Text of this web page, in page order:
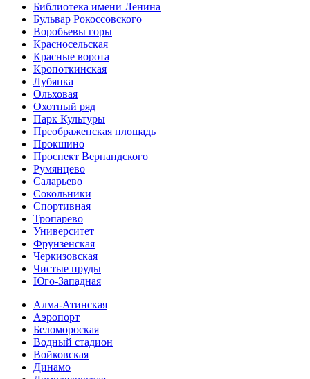
Библиотека имени Ленина
Бульвар Рокоссовского
Воробьевы горы
Красно­сельская
Красные ворота
Кропоткинс­кая
Лубянка
Ольховая
Охотный ряд
Парк Культуры
Преобра­женская площадь
Прокшино
Проспект Вернандского
Румянцево
Саларьево
Сокольники
Спортивная
Тропарево
Университет
Фрунзенская
Черкизовская
Чистые пруды
Юго-Западная
Алма-Атинская
Аэропорт
Беломороская
Водный стадион
Войковская
Динамо